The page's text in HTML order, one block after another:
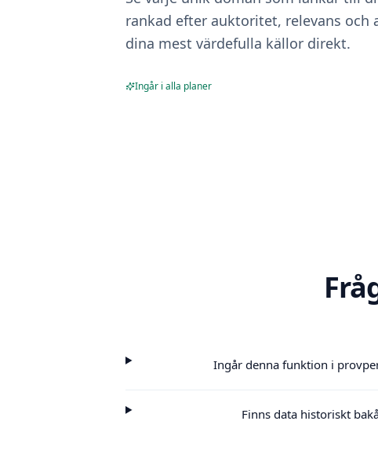
rankad efter auktoritet, relevans och
dina mest värdefulla källor direkt.
Ingår i alla planer
Ingår denna funktion i
Finns data historiskt